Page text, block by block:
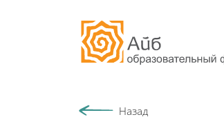
Наша история
Назад